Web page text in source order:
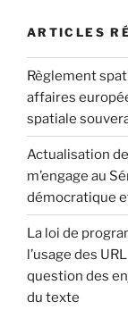
ARTICLES
Règlement
affaires
spatiale
Actualisation
m’engage au
démocratique
La loi de
l’usage des
question des
du texte